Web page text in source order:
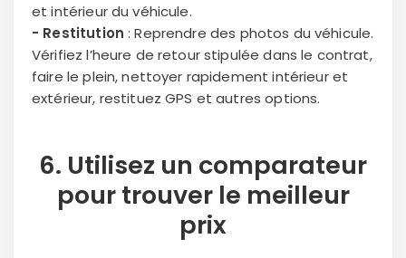
et intérieur du véhicule.
- Restitution : Reprendre des photos du véhicule.
Vérifiez l’heure de retour stipulée dans le contrat,
faire le plein, nettoyer rapidement intérieur et
extérieur, restituez GPS et autres options.
6. Utilisez un comparateur
pour trouver le meilleur
prix